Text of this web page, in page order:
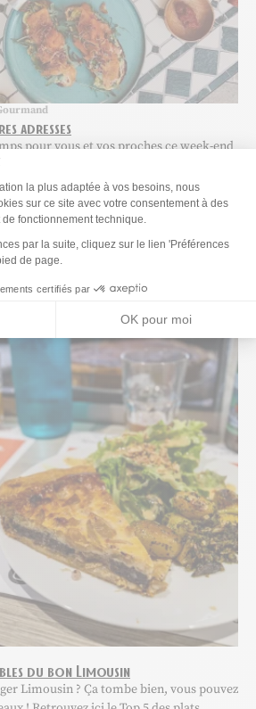
Gestion du
la plus adaptée à vos besoins, nous
sur ce site avec votre consentement à des
fonctionnement technique.
par la suite, cliquez sur le lien 'Préférences
de page.
certifiés par
OK pour moi
Axeptio consent
adresses
pour vous et vos proches ce week-end
tenter par un brunch ? L’occasion
entre amis ou bien avec vous-même
copieux avant d’entamer votre samedi
en activités, ou en farniente ! Voici nos...
le 03 Oct 2023
: 1 min.
du bon Limousin
Limousin ? Ça tombe bien, vous pouvez